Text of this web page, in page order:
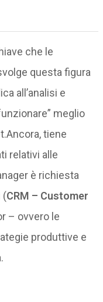
che le
questa figura
all’analisi e
meglio
tiene
relativi alle
è richiesta
(CRM – Customer
– ovvero le
produttive e